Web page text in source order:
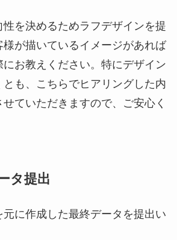
性を決めるためラフデザインを提
様が描いているイメージがあれば
にお教えください。特にデザイン
とも、こちらでヒアリングした内
ていただきますので、ご安心く
タ提出
元に作成した最終データを提出い